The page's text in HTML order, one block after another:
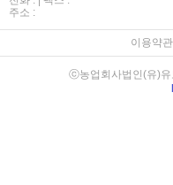
주소 :
이용약관
ⓒ농업회사법인(유)유